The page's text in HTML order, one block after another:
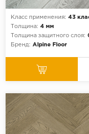
Класс применения: 43
Толщина: 4 мм
Толщина защитного слоя:
Бренд: Alpine Floor